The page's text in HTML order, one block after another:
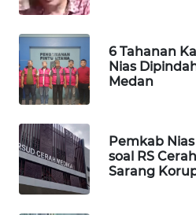
6 Tahanan
Nias
Medan
Pemkab
soal RS
Sarang
KONSUMEN
FORWAMKI
ALPERKLINAS
FORJASIDA